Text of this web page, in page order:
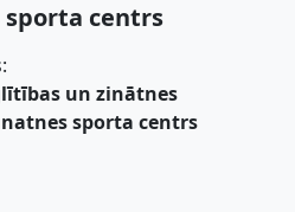
sporta centrs
un zinātnes
sporta centrs